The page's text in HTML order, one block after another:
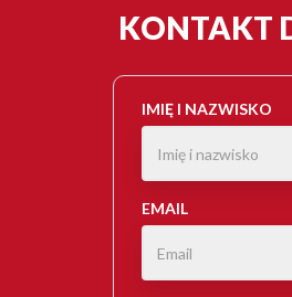
KONTAKT
IMIĘ I NAZWISKO
EMAIL